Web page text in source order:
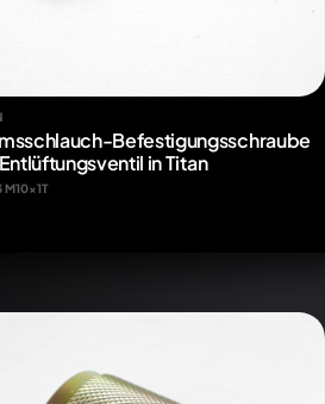
Befestigungsschraube
in Titan
M10x1T